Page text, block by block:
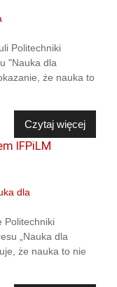
Politechniki
"Nauka dla
że nauka to
Czytaj więcej
IFPiLM
Politechniki
„Nauka dla
że nauka to nie